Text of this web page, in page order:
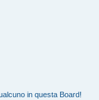
in questa Board!